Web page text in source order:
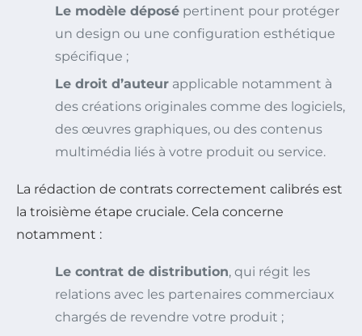
Le modèle déposé pertinent pour protéger
un design ou une configuration esthétique
spécifique ;
Le droit d’auteur applicable notamment à
des créations originales comme des logiciels,
des œuvres graphiques, ou des contenus
multimédia liés à votre produit ou service.
La rédaction de contrats correctement calibrés est
la troisième étape cruciale. Cela concerne
notamment :
Le contrat de distribution, qui régit les
relations avec les partenaires commerciaux
chargés de revendre votre produit ;